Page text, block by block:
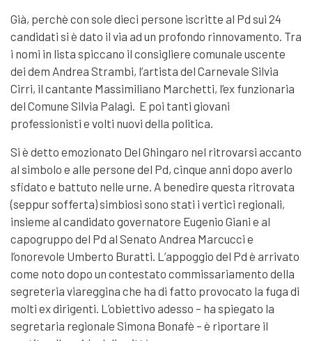
Già, perchè con sole dieci persone iscritte al Pd sui 24
candidati si è dato il via ad un profondo rinnovamento. Tra
i nomi in lista spiccano il consigliere comunale uscente
dei dem Andrea Strambi, l’artista del Carnevale Silvia
Cirri, il cantante Massimiliano Marchetti, l’ex funzionaria
del Comune Silvia Palagi. E poi tanti giovani
professionisti e volti nuovi della politica.
Si è detto emozionato Del Ghingaro nel ritrovarsi accanto
al simbolo e alle persone del Pd, cinque anni dopo averlo
sfidato e battuto nelle urne. A benedire questa ritrovata
(seppur sofferta) simbiosi sono stati i vertici regionali,
insieme al candidato governatore Eugenio Giani e al
capogruppo del Pd al Senato Andrea Marcucci e
l’onorevole Umberto Buratti. L’appoggio del Pd è arrivato
come noto dopo un contestato commissariamento della
segreteria viareggina che ha di fatto provocato la fuga di
molti ex dirigenti. L’obiettivo adesso – ha spiegato la
segretaria regionale Simona Bonafè – è riportare il